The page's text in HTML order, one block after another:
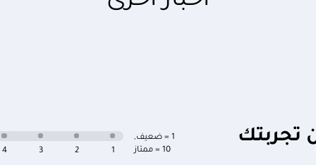
تجربتك 1 = ضعيف
,
10 = ممتاز
4 3 2 1